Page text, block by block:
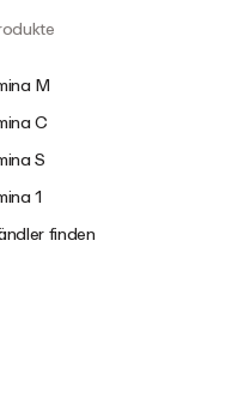
M
C
S
1
finden